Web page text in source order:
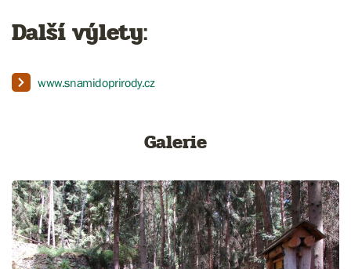
Další výlety:
www.snamidoprirody.cz
Galerie